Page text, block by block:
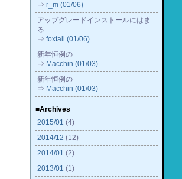
⇒r_m (01/06)
アップグレードインストールにはま
る
⇒foxtail (01/06)
新年恒例の
⇒ Macchin (01/03)
新年恒例の
⇒ Macchin (01/03)
■Archives
2015/01 (4)
2014/12 (12)
2014/01 (2)
2013/01 (1)